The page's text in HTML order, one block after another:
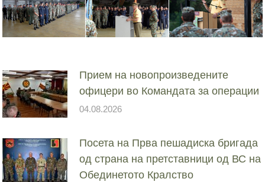
Прием на новопроизведените
офицери во Командата за операции
04.08.2026
Посета на Прва пешадиска бригада
од страна на претставници од ВС на
Обединетото Кралство